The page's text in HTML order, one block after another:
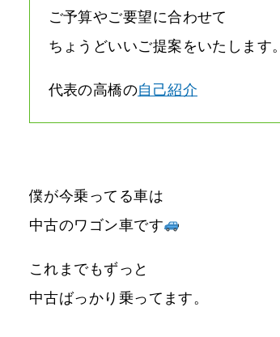
ご予算やご要望に合わせて
ちょうどいいご提案をいたします。
代表の高橋の自己紹介
僕が今乗ってる車は
中古のワゴン車です
これまでもずっと
中古ばっかり乗ってます。